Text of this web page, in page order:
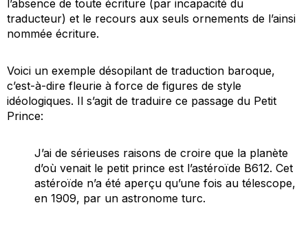
l’absence de toute écriture (par incapacité du
traducteur) et le recours aux seuls ornements de l’ainsi
nommée écriture.
Voici un exemple désopilant de traduction baroque,
c’est-à-dire fleurie à force de figures de style
idéologiques. Il s’agit de traduire ce passage du Petit
Prince:
J’ai de sérieuses raisons de croire que la planète
d’où venait le petit prince est l’astéroïde B612. Cet
astéroïde n’a été aperçu qu’une fois au télescope,
en 1909, par un astronome turc.